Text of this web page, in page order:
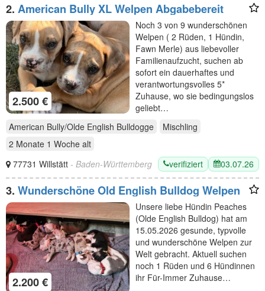
2. American Bully XL Welpen Abgabebereit
2.500 €
Noch 3 von 9 wunderschönen
Welpen ( 2 Rüden, 1 Hündin,
Fawn Merle) aus liebevoller
Familienaufzucht, suchen ab
sofort ein dauerhaftes und
verantwortungsvolles 5*
Zuhause, wo sie bedingungslos
geliebt…
American Bully/Olde English Bulldogge
Mischling
2 Monate 1 Woche alt
77731 Willstätt - Baden-Württemberg verifiziert 03.07.26
3. Wunderschöne Old English Bulldog Welpen
2.200 €
Unsere liebe Hündin Peaches
(Olde English Bulldog) hat am
15.05.2026 gesunde, typvolle
und wunderschöne Welpen zur
Welt gebracht. Aktuell suchen
noch 1 Rüden und 6 Hündinnen
ihr Für-Immer Zuhause…